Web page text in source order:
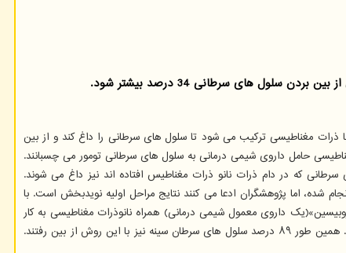
های سرطانی 34 درصد بیشتر شود.
تاثیرگذاری شیمی درمانی را ۳۴ درصد افزایش داد. در این روش درمان با ذرات مغناطیسی ترکیب می شود تا سلول های سرطانی را داغ کند و از بین
حامل داروی شیمی درمانی به سلول های سرطانی تومور می چسبانند.
که در دام ذرات نانو ذرات مغناطیس افتاده اند نیز داغ می شوند.
شده، اما پژوهشگران ادعا می کنند نتایج مراحل اولیه نویدبخش است. با
داروی معمول شیمی درمانی) همراه نانوذرات مغناطیسی به کار
گرفته شد. ترکیب گرما و این دارو ۹۸ درصد سلول های سرطان مغز را از بین برد. حال آنکه دارو بدون استفاده از گرما ۷۳ درصد سلول های مذکور را از بین می برد. همین طور ۸۹ درصد سلول های سرطان سینه نیز با این روش از بین رفتند.